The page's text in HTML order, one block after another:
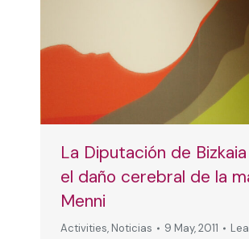
La Diputación de
el daño cerebral de la
Menni
Activities, Noticias 9 May, 2011